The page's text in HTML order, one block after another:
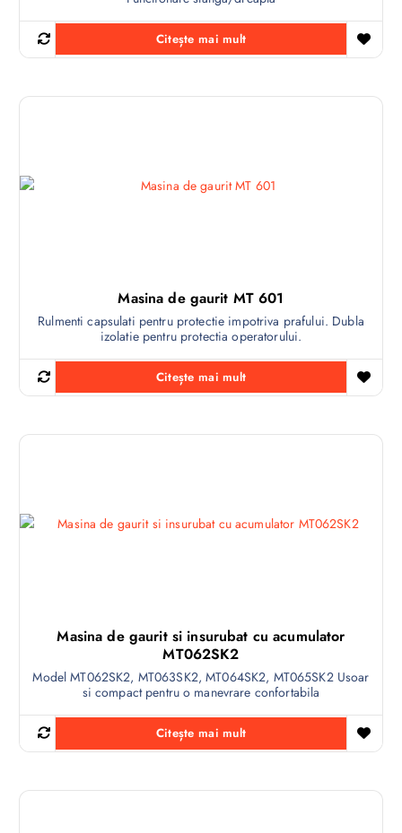
Citește mai mult
Masina de gaurit MT 601
Rulmenti capsulati pentru protectie impotriva prafului. Dubla
izolatie pentru protectia operatorului.
Citește mai mult
Masina de gaurit si insurubat cu acumulator
MT062SK2
Model MT062SK2, MT063SK2, MT064SK2, MT065SK2 Usoar
si compact pentru o manevrare confortabila
Citește mai mult